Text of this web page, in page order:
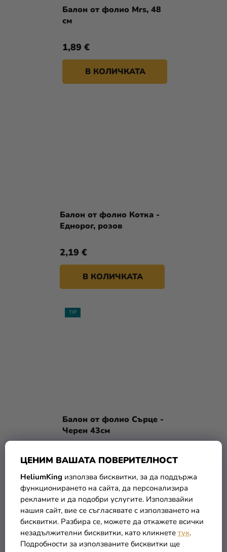
ЦЕНИМ ВАШАТА ПОВЕРИТЕЛНОСТ
HeliumKing използва бисквитки, за да поддържа
функционирането на сайта, да персонализира
рекламите и да подобри услугите. Използвайки
нашия сайт, вие се съгласявате с използването на
бисквитки. Разбира се, можете да откажете всички
незадължителни бисквитки, като кликнете тук.
Подробности за използваните бисквитки ще
Балон от фолио Mrs, 48
см
1,89 €
В КОЛИЧКАТА
Балон от фолио Котка -
Еднорог, розов
2,19 €
В КОЛИЧКАТА
TIP
Балон от фолио Сърце -
Черен 43см
1,59 €
В КОЛИЧКАТА